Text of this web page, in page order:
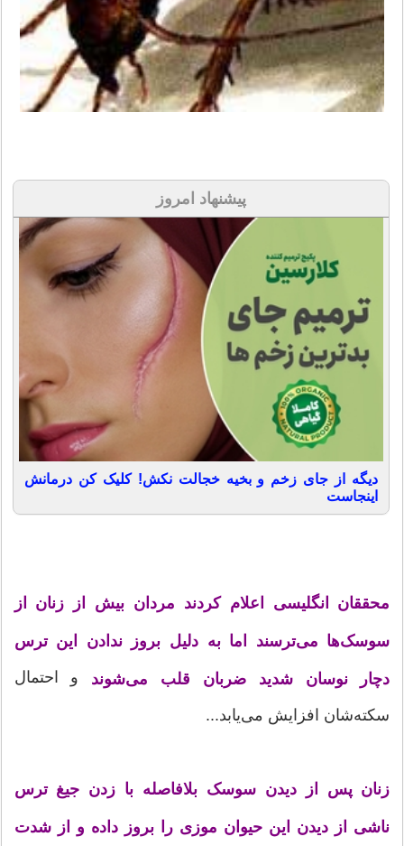
پیشنهاد امروز
دیگه از جای زخم و بخیه خجالت نکش! کلیک کن درمانش
اینجاست
محققان انگلیسی اعلام کردند مردان بیش از زنان از
سوسک‌ها می‌ترسند اما به دلیل بروز ندادن این ترس
دچار نوسان شدید ضربان قلب می‌شوند و احتمال
سکته‌شان افزایش می‌یابد...
زنان پس از دیدن سوسک‌ بلافاصله با زدن جیغ ترس
ناشی از دیدن این حیوان موزی را بروز داده و از شدت